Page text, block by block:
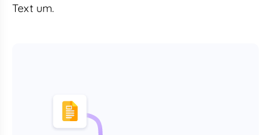
Text um.